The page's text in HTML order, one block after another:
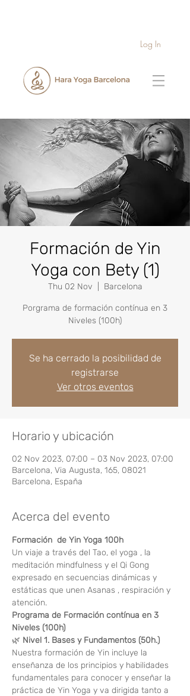
Log In
Formación de Yin
Yoga con Bety (1)
Thu 02 Nov Barcelona
Porgrama de formación contínua en 3
Se ha cerrado la posibilidad de
registrarse
Ver otros eventos
Horario y ubicación
02 Nov 2023, 07:00 – 03 Nov 2023, 07:00
Barcelona, Via Augusta, 165, 08021
Barcelona, España
Acerca del evento
Formación  de Yin Yoga 100h
Un viaje a través del Tao, el yoga , la
meditación mindfulness y el Qi Gong
expresado en secuencias dinámicas y
estáticas que unen Asanas , respiración y
atención.
Programa de Formación contínua en 3
Niveles (100h)
🌿 Nivel 1. Bases y Fundamentos (50h.)
Nuestra formación de Yin incluye la
enseñanza de los principios y habilidades
fundamentales para conocer y enseñar la
práctica de Yin Yoga y va dirigida tanto a